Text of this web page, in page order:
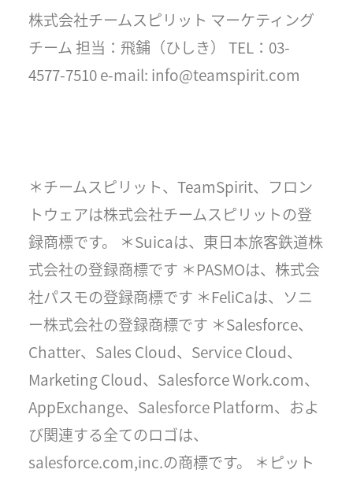
株式会社チームスピリット マーケティング
チーム 担当：飛鋪（ひしき） TEL：03-
4577-7510 e-mail: info@teamspirit.com
＊チームスピリット、TeamSpirit、フロン
トウェアは株式会社チームスピリットの登
録商標です。 ＊Suicaは、東日本旅客鉄道株
式会社の登録商標です ＊PASMOは、株式会
社パスモの登録商標です ＊FeliCaは、ソニ
ー株式会社の登録商標です ＊Salesforce、
Chatter、Sales Cloud、Service Cloud、
Marketing Cloud、Salesforce Work.com、
AppExchange、Salesforce Platform、およ
び関連する全てのロゴは、
salesforce.com,inc.の商標です。 ＊ピット